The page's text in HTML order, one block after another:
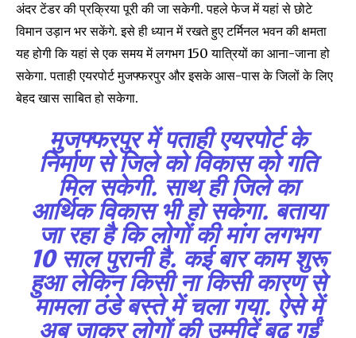
SUBSCRIBE
I've read and accept the
32,111
Followers
32,214
Followers
11,243
Followers
अंदर टेंडर की प्रक्रिया पूरी की जा सकेगी. पहले फेज में यहां से छोटे
विमान उड़ान भर सकेंगे. इसे ही ध्यान में रखते हुए टर्मिनल भवन की क्षमता
यह होगी कि यहां से एक समय में लगभग 150 यात्रियों का आना-जाना हो
सकेगा. पताही एयरपोर्ट मुजफ्फरपुर और इसके आस-पास के जिलों के लिए
बेहद खास साबित हो सकेगा.
मुजफ्फरपुर में पताही एयरपोर्ट के
निर्माण से जिले को विकास को गति
मिल सकेगी. साथ ही जिले का
आर्थिक विकास भी हो सकेगा. बताया
जा रहा है कि लोगों की मांग लगभग
10 साल पुरानी है. कई बार काम शुरू
हुआ लेकिन किसी ना किसी कारण से
मामला ठंडे बस्ते में चला गया. ऐसे में
अब जाकर लोगों की उम्मीदें बढ़ गईं